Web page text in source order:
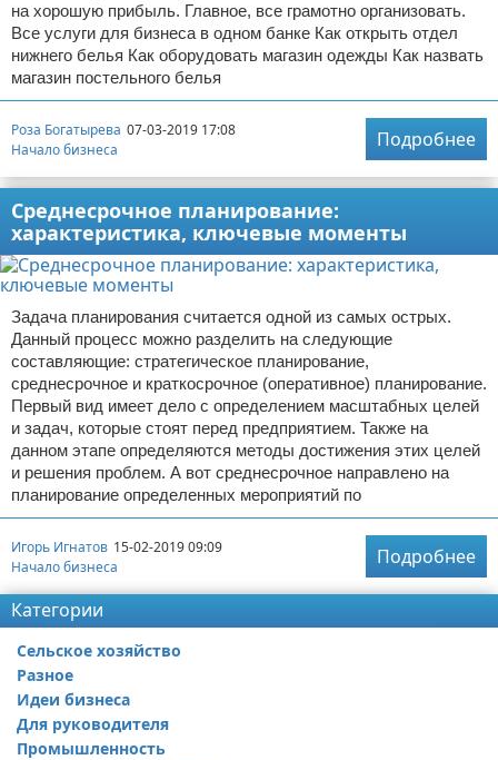
на хорошую прибыль. Главное, все грамотно организовать.
Все услуги для бизнеса в одном банке Как открыть отдел
нижнего белья Как оборудовать магазин одежды Как назвать
магазин постельного белья
Роза Богатырева 07-03-2019 17:08
Начало бизнеса
Подробнее
Среднесрочное планирование:
характеристика, ключевые моменты
Задача планирования считается одной из самых острых.
Данный процесс можно разделить на следующие
составляющие: стратегическое планирование,
среднесрочное и краткосрочное (оперативное) планирование.
Первый вид имеет дело с определением масштабных целей
и задач, которые стоят перед предприятием. Также на
данном этапе определяются методы достижения этих целей
и решения проблем. А вот среднесрочное направлено на
планирование определенных мероприятий по
Игорь Игнатов 15-02-2019 09:09
Начало бизнеса
Подробнее
Категории
Сельское хозяйство
Разное
Идеи бизнеса
Для руководителя
Промышленность